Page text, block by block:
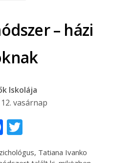
– házi
Iskolája
vasárnap
Facebook
Tatiana Ivanko